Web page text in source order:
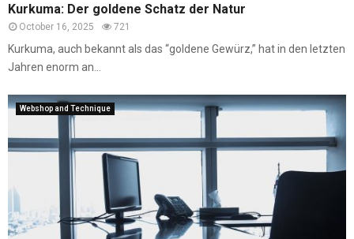
Kurkuma: Der goldene Schatz der Natur
October 16, 2025 721
Kurkuma, auch bekannt als das “goldene Gewürz,” hat in den letzten
Jahren enorm an...
Webshop and Technique